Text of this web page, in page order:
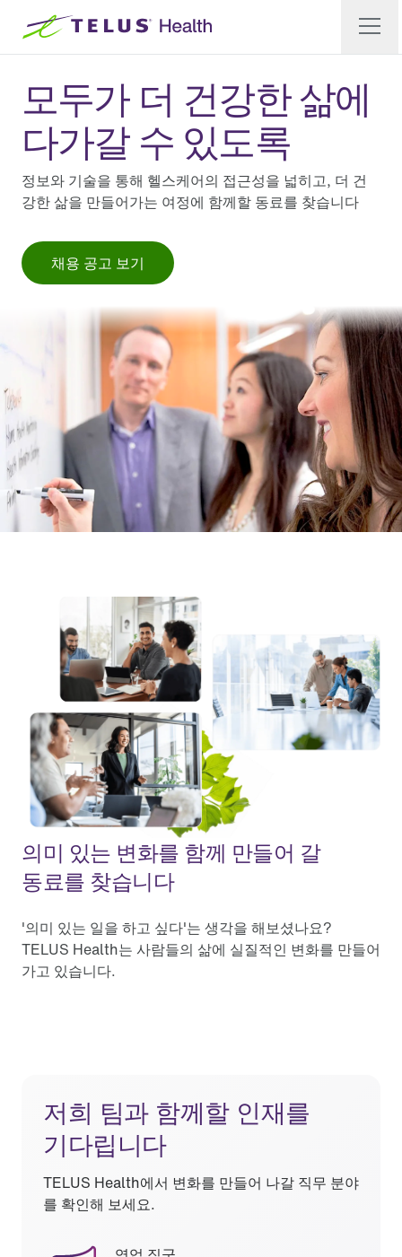
모두가 더 건강한 삶에
다가갈 수 있도록
정보와 기술을 통해 헬스케어의 접근성을 넓히고, 더 건
강한 삶을 만들어가는 여정에 함께할 동료를 찾습니다
채용 공고 보기
의미 있는 변화를 함께 만들어 갈
동료를 찾습니다
'의미 있는 일을 하고 싶다'는 생각을 해보셨나요?
TELUS Health는 사람들의 삶에 실질적인 변화를 만들어
가고 있습니다.
저희 팀과 함께할 인재를
기다립니다
TELUS Health에서 변화를 만들어 나갈 직무 분야
를 확인해 보세요.